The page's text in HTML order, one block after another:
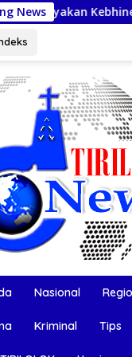
News Lewat
Nasional
Kriminal Tips